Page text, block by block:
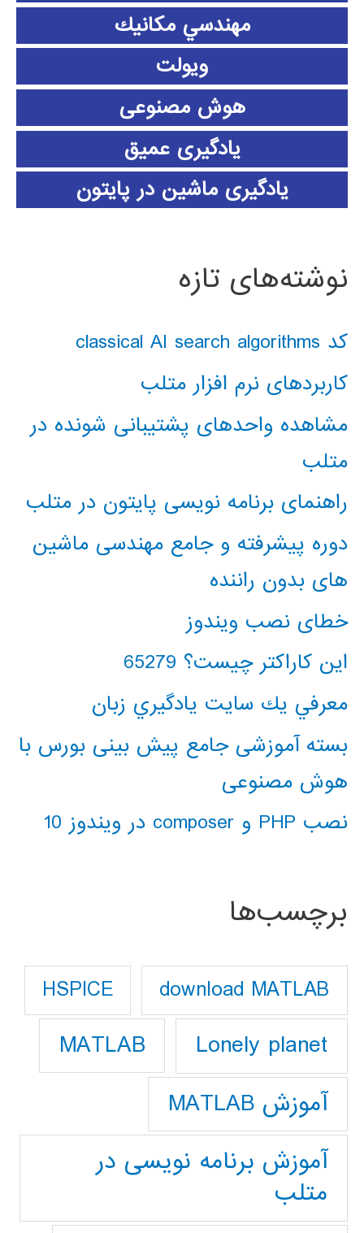
مهندسي مكانيك
ویولت
هوش مصنوعی
یادگیری عمیق
یادگیری ماشین در پایتون
نوشته‌های تازه
کد classical AI search algorithms
کاربردهای نرم افزار متلب
مشاهده واحدهای پشتیبانی شونده در
متلب
راهنمای برنامه نویسی پایتون در متلب
دوره پیشرفته و جامع مهندسی ماشین
های بدون راننده
خطای نصب ویندوز
این کاراکتر چیست؟ 65279
معرفي يك سايت يادگيري زبان
بسته آموزشی جامع پیش بینی بورس با
هوش مصنوعی
نصب PHP و composer در ویندوز 10
برچسب‌ها
download MATLAB
HSPICE
Lonely planet
MATLAB
آموزش MATLAB
آموزش برنامه نویسی در
متلب